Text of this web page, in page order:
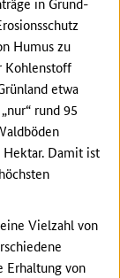
Humus zu
Kohlenstoff
etwa
rund 95
Hektar. Damit ist
Vielzahl von
Erhaltung von